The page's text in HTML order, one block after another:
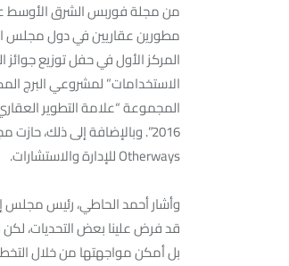
الاستخدامات” لمشروعي البرج
المجموعة “علامة التطوير
2016”. وبالإضافة إلى ذلك،
Otherways للإدارة والاستشارات.
وأشار أحمد الحاطي، رئيس مجلس
قد فرض علينا بعض التحديات، لكن
بل أمكن مواجهتها من خلال